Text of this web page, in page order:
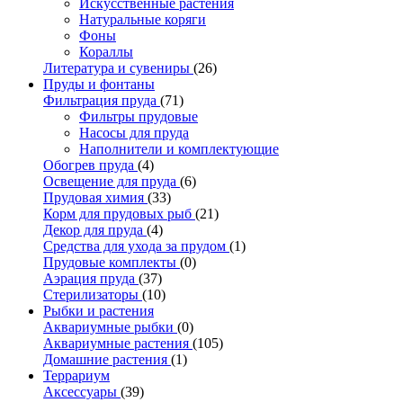
Натуральные коряги
Фоны
Кораллы
Литература и сувениры (26)
Пруды и фонтаны
Фильтрация пруда (71)
Фильтры прудовые
Насосы для пруда
Наполнители и комплектующие
Обогрев пруда (4)
Освещение для пруда (6)
Прудовая химия (33)
Корм для прудовых рыб (21)
Декор для пруда (4)
Средства для ухода за прудом (1)
Прудовые комплекты (0)
Аэрация пруда (37)
Стерилизаторы (10)
Рыбки и растения
Аквариумные рыбки (0)
Аквариумные растения (105)
Домашние растения (1)
Террариум
Аксессуары (39)